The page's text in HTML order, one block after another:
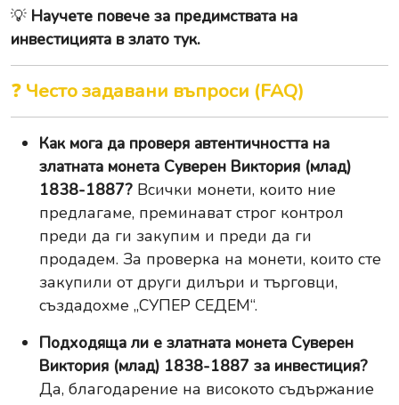
💡 Научете повече за предимствата на
инвестицията в злато тук.
❓ Често задавани въпроси (FAQ)
Как мога да проверя автентичността на
златната монета Суверен Виктория (млад)
1838-1887? Всички монети, които ние
предлагаме, преминават строг контрол
преди да ги закупим и преди да ги
продадем. За проверка на монети, които сте
закупили от други дилъри и търговци,
създадохме „СУПЕР СЕДЕМ“.
Подходяща ли е златната монета Суверен
Виктория (млад) 1838-1887 за инвестиция?
Да, благодарение на високото съдържание